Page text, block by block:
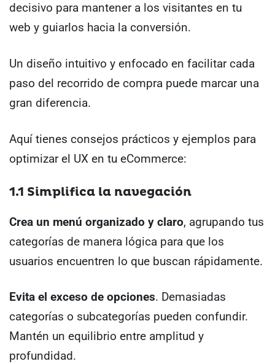
decisivo para mantener a los visitantes en tu
web y guiarlos hacia la conversión.
Un diseño intuitivo y enfocado en facilitar cada
paso del recorrido de compra puede marcar una
gran diferencia.
Aquí tienes consejos prácticos y ejemplos para
optimizar el UX en tu eCommerce:
1.1 Simplifica la navegación
Crea un menú organizado y claro, agrupando tus
categorías de manera lógica para que los
usuarios encuentren lo que buscan rápidamente.
Evita el exceso de opciones. Demasiadas
categorías o subcategorías pueden confundir.
Mantén un equilibrio entre amplitud y
profundidad.